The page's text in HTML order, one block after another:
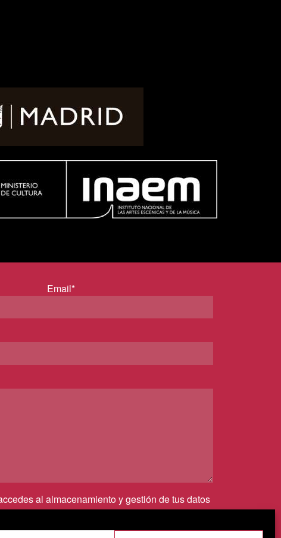
Email*
al almacenamiento y gestión de tus datos
que has leído nuestra política de